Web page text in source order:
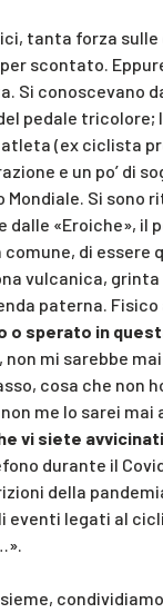
tanta forza sulle
scontato.
Si conoscevano
pedale tricolore;
(ex ciclista
e un po’ di
Si sono
dalle «Eroiche»,
di essere
vulcanica,
paterna.
o sperato in
non mi sarebbe
cosa che non
me lo sarei mai
vi siete
durante il
della
legati al